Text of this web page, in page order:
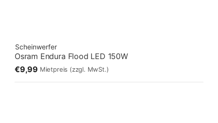
Scheinwerfer
Osram Endura Flood LED 150W
€9,99 Mietpreis (zzgl. MwSt.)